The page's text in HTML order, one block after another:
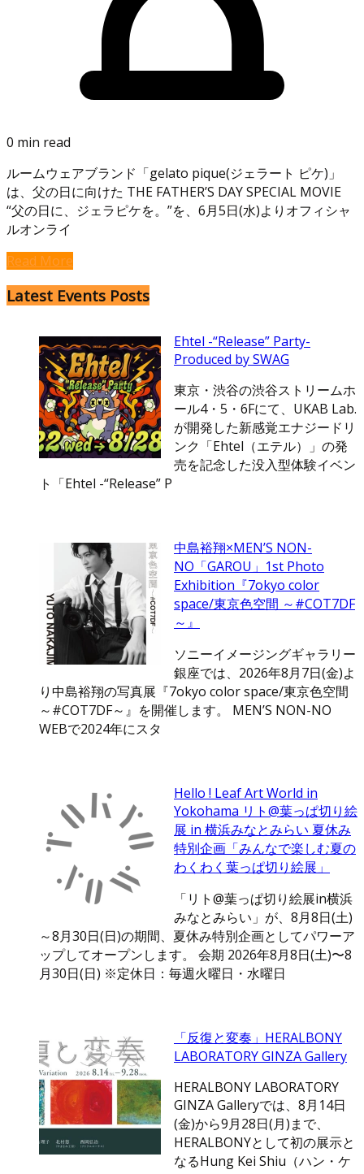
0 min read
ルームウェアブランド「gelato pique(ジェラート ピケ)」
は、父の日に向けた THE FATHER’S DAY SPECIAL MOVIE
“父の日に、ジェラピケを。”を、6月5日(水)よりオフィシャ
ルオンライ
Read More
Latest Events Posts
Ehtel -“Release” Party-
Produced by SWAG
東京・渋谷の渋谷ストリームホ
ール4・5・6Fにて、UKAB Lab.
が開発した新感覚エナジードリ
ンク「Ehtel（エテル）」の発
売を記念した没入型体験イベン
ト「Ehtel -“Release” P
中島裕翔×MEN’S NON-
NO「GAROU」1st Photo
Exhibition『7okyo color
space/東京色空間 ～#COT7DF
～』
ソニーイメージングギャラリー
銀座では、2026年8月7日(金)よ
り中島裕翔の写真展『7okyo color space/東京色空間
～#COT7DF～』を開催します。 MEN’S NON-NO
WEBで2024年にスタ
Hello ! Leaf Art World in
Yokohama リト@葉っぱ切り絵
展 in 横浜みなとみらい 夏休み
特別企画「みんなで楽しむ夏の
わくわく葉っぱ切り絵展」
「リト@葉っぱ切り絵展in横浜
みなとみらい」が、8月8日(土)
～8月30日(日)の期間、夏休み特別企画としてパワーア
ップしてオープンします。 会期 2026年8月8日(土)〜8
月30日(日) ※定休日：毎週火曜日・水曜日
「反復と変奏」HERALBONY
LABORATORY GINZA Gallery
HERALBONY LABORATORY
GINZA Galleryでは、8月14日
(金)から9月28日(月)まで、
HERALBONYとして初の展示と
なるHung Kei Shiu（ハン・ケ